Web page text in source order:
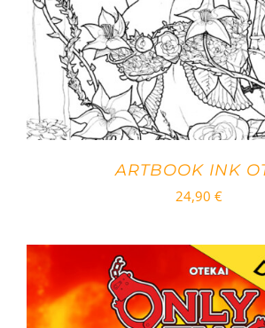
ARTBOOK INK
24,90 €